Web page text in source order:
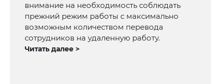
внимание на необходимость соблюдать
прежний режим работы с максимально
возможным количеством перевода
сотрудников на удаленную работу.
Читать далее >